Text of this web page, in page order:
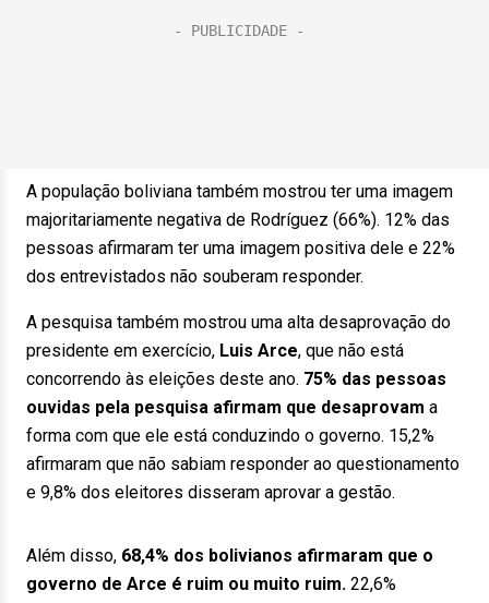
A população boliviana também mostrou ter uma imagem
majoritariamente negativa de Rodríguez (66%). 12% das
pessoas afirmaram ter uma imagem positiva dele e 22%
dos entrevistados não souberam responder.
A pesquisa também mostrou uma alta desaprovação do
presidente em exercício, Luis Arce, que não está
concorrendo às eleições deste ano. 75% das pessoas
ouvidas pela pesquisa afirmam que desaprovam a
forma com que ele está conduzindo o governo. 15,2%
afirmaram que não sabiam responder ao questionamento
e 9,8% dos eleitores disseram aprovar a gestão.
Além disso, 68,4% dos bolivianos afirmaram que o
governo de Arce é ruim ou muito ruim. 22,6%